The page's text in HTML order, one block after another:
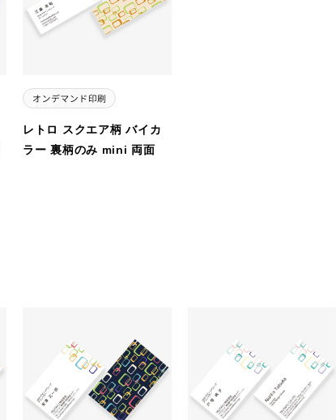
レトロ スクエア柄 バイカ
ラー 裏柄のみ mini 両面